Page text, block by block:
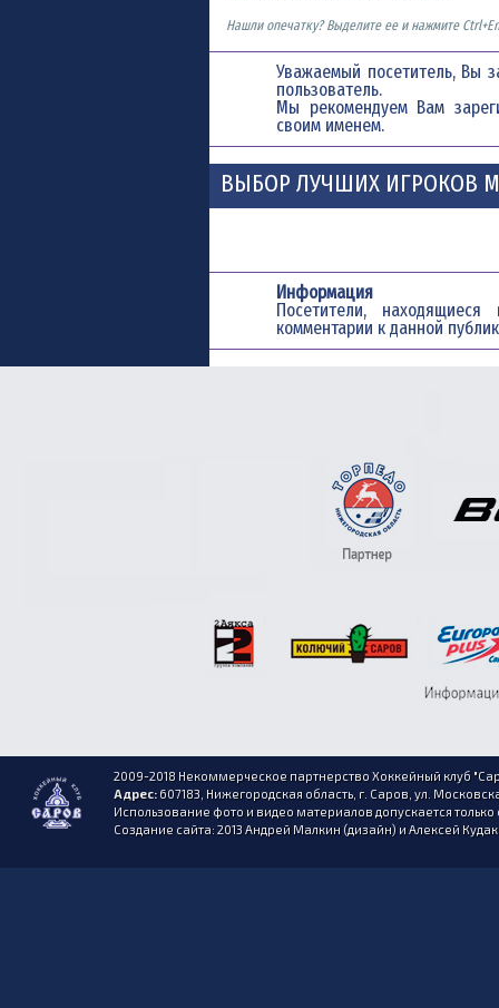
Нашли опечатку? Выделите ее и нажмите
Уважаемый посетитель, Вы
пользователь.
Мы рекомендуем Вам
своим именем.
ВЫБОР ЛУЧШИХ ИГРОКОВ
Информация
Посетители,
комментарии к данной
2009-2018 Некоммерческое партнерство Хоккейный клуб
Адрес:607183, Нижегородская область, г. Саров, ул.
Использование фото и видео материалов допускается
Создание сайта: 2013 Андрей Малкин (дизайн) и Алексей